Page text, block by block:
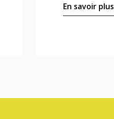
En savoir plus